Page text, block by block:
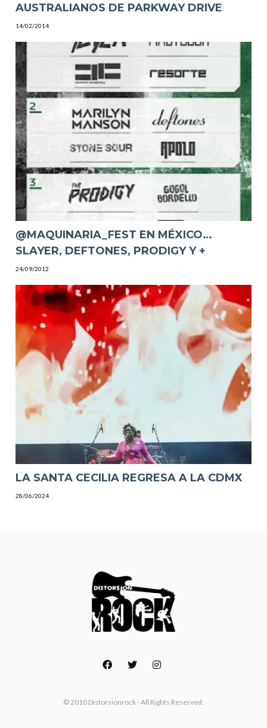
AUSTRALIANOS DE PARKWAY DRIVE
14/02/2014
@MAQUINARIA_FEST EN MÉXICO…
SLAYER, DEFTONES, PRODIGY Y +
24/09/2012
LA SANTA CECILIA REGRESA A LA CDMX
28/06/2024
© 2010 Distorsionrock - All Rights Reserved.